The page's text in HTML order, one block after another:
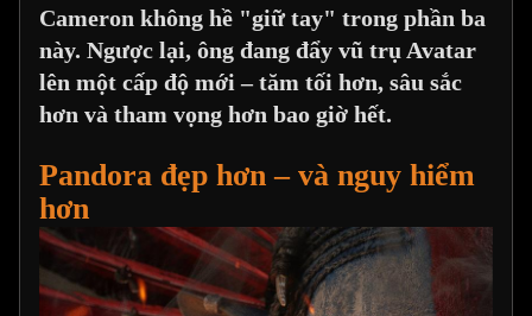
Cameron không hề "giữ tay" trong phần ba
này. Ngược lại, ông đang đẩy vũ trụ Avatar
lên một cấp độ mới – tăm tối hơn, sâu sắc
hơn và tham vọng hơn bao giờ hết.
Pandora đẹp hơn – và nguy hiểm
hơn